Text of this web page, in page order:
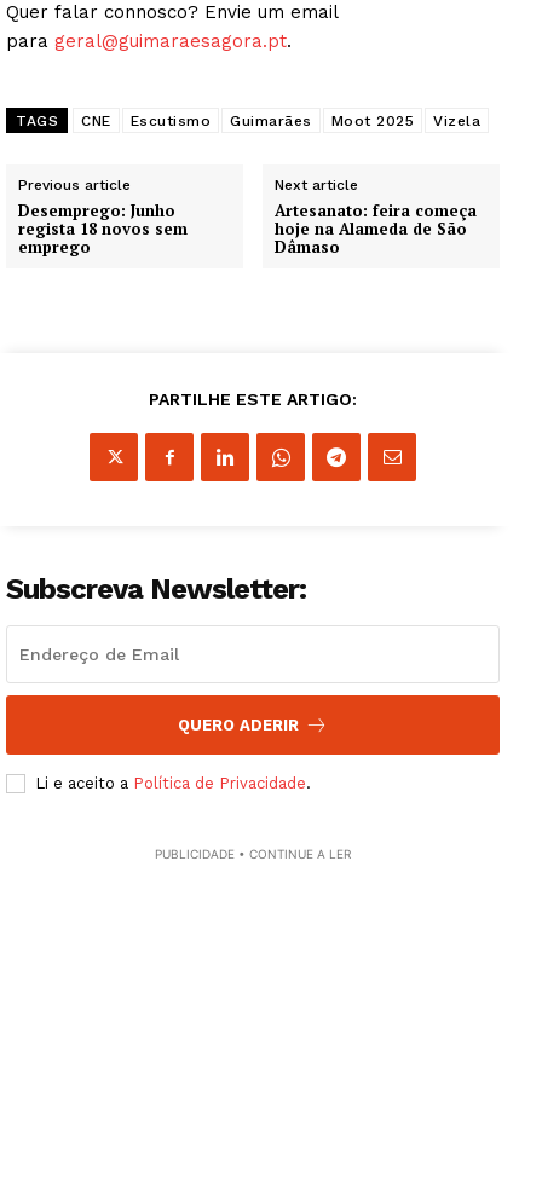
Quer falar connosco? Envie um email
para geral@guimaraesagora.pt.
TAGS CNE Escutismo Guimarães Moot 2025 Vizela
Previous article
Desemprego: Junho
regista 18 novos sem
emprego
Next article
Artesanato: feira começa
hoje na Alameda de São
Dâmaso
PARTILHE ESTE ARTIGO:
Subscreva Newsletter:
QUERO ADERIR
Li e aceito a Política de Privacidade.
PUBLICIDADE • CONTINUE A LER